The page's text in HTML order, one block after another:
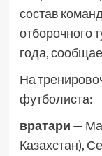
состав
отборочного
года,
На
футболиста:
вратари —
Казахстан),